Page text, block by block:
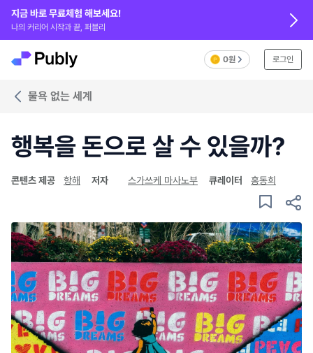
지금 바로 무료체험 해보세요!
나의 커리어 시작과 끝, 퍼블리
0원 로그인
물욕 없는 세계
행복을 돈으로 살 수 있을까?
콘텐츠 제공 항해 저자 스가쓰케 마사노부 큐레이터 홍동희